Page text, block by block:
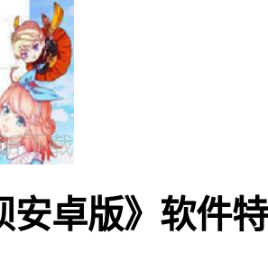
安卓版》软件